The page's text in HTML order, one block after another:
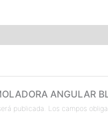
ANGULAR
publicada. Los campos